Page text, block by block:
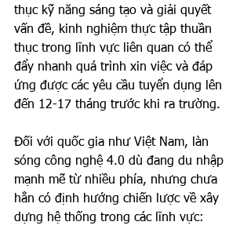
thục kỹ năng sáng tạo và giải quyết
vấn đề, kinh nghiệm thực tập thuần
thục trong lĩnh vực liên quan có thể
đẩy nhanh quá trình xin việc và đáp
ứng được các yêu cầu tuyển dụng lên
đến 12-17 tháng trước khi ra trường.
Đối với quốc gia như Việt Nam, làn
sóng công nghệ 4.0 dù đang du nhập
mạnh mẽ từ nhiều phía, nhưng chưa
hẳn có định hướng chiến lược về xây
dựng hệ thống trong các lĩnh vực: